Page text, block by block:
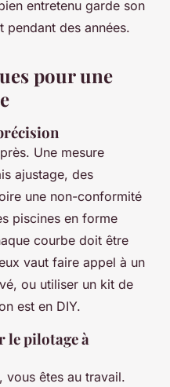
entretenu garde son
pendant des années.
pour une
Une mesure
ajustage, des
une non-conformité
piscines en forme
courbe doit être
vaut faire appel à un
ou utiliser un kit de
est en DIY.
le pilotage à
vous êtes au travail.